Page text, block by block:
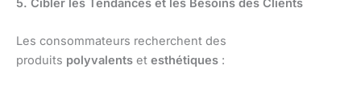
5. Cibler les Tendances et les Besoins des Clients
Les consommateurs recherchent des
produits polyvalents et esthétiques :